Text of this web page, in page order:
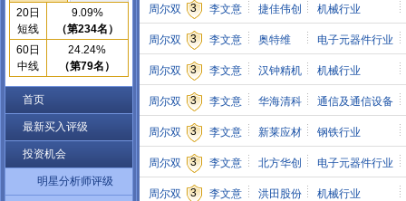
20日
短线
9.09%
（第234名）
60日
中线
24.24%
（第79名）
首页
最新买入评级
投资机会
明星分析师评级
周尔双 3 李文意 捷佳伟创 机械行业
周尔双 3 李文意 奥特维 电子元器件行业
周尔双 3 李文意 汉钟精机 机械行业
周尔双 3 李文意 华海清科 通信及通信设备
周尔双 3 李文意 新莱应材 钢铁行业
周尔双 3 李文意 北方华创 电子元器件行业
周尔双 3 李文意 洪田股份 机械行业